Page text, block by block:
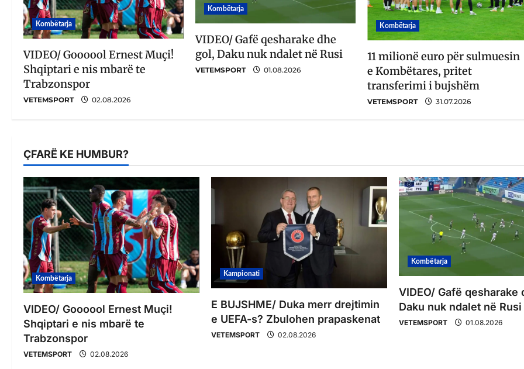
Kombëtarja
VIDEO/ Goooool Ernest Muçi!
Shqiptari e nis mbarë te
Trabzonspor
VETEMSPORT 02.08.2026
Kombëtarja
VIDEO/ Gafë qesharake dhe
gol, Daku nuk ndalet në Rusi
VETEMSPORT 01.08.2026
Kombëtarja
11 milionë euro për sulmuesin
e Kombëtares, pritet
transferimi i bujshëm
VETEMSPORT 31.07.2026
ÇFARË KE HUMBUR?
Kombëtarja
VIDEO/ Goooool Ernest Muçi!
Shqiptari e nis mbarë te
Trabzonspor
VETEMSPORT 02.08.2026
Kampionati
E BUJSHME/ Duka merr drejtimin
e UEFA-s? Zbulohen prapaskenat
VETEMSPORT 02.08.2026
Kombëtarja
VIDEO/ Gafë qesharake
Daku nuk ndalet në Rusi
VETEMSPORT 01.08.2026